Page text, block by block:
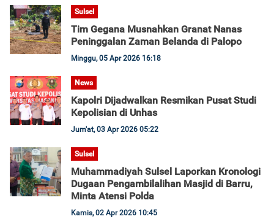
Sulsel
Tim Gegana Musnahkan Granat Nanas
Peninggalan Zaman Belanda di Palopo
Minggu, 05 Apr 2026 16:18
News
Kapolri Dijadwalkan Resmikan Pusat Studi
Kepolisian di Unhas
Jum'at, 03 Apr 2026 05:22
Sulsel
Muhammadiyah Sulsel Laporkan Kronologi
Dugaan Pengambilalihan Masjid di Barru,
Minta Atensi Polda
Kamis, 02 Apr 2026 10:45